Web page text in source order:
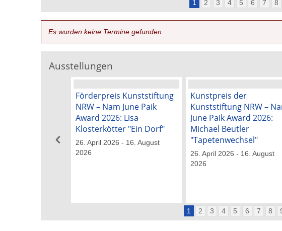
1 2 3 4 5 6 7 8
Es wurden keine Termine gefunden.
Ausstellungen
Förderpreis Kunststiftung
NRW – Nam June Paik
Award 2026: Lisa
Klosterkötter "Ein Dorf"
26. April 2026 - 16. August
2026
Kunstpreis der
Kunststiftung NRW –
June Paik Award 2026:
Michael Beutler
"Tapetenwechsel"
26. April 2026 - 16. August
2026
1 2 3 4 5 6 7 8